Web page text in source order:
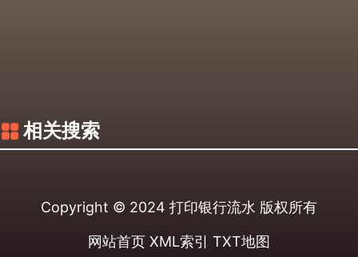
相关搜索
Copyright © 2024 打印银行流水 版权所有
网站首页 XML索引 TXT地图